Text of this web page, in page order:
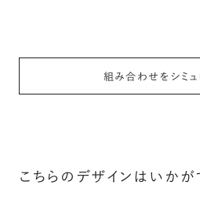
組み合わせをシミュ
こちらのデザインはいかが